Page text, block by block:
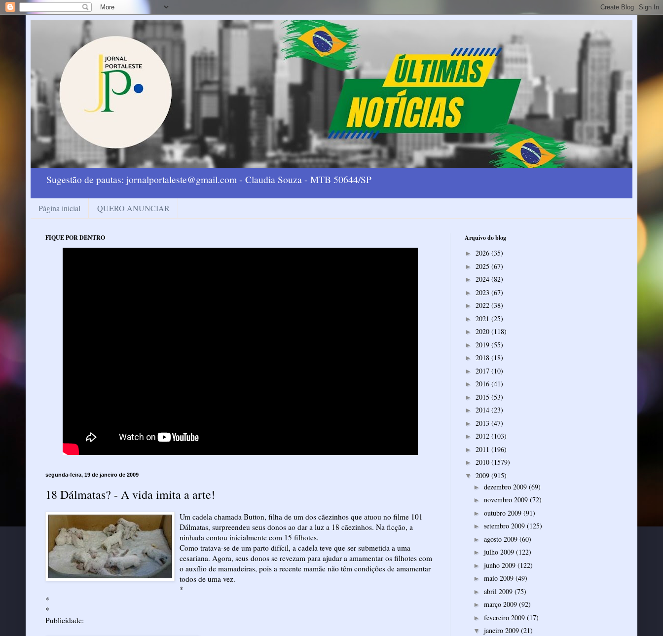
Sugestão de pautas: jornalportaleste@gmail.com - Claudia Souza - MTB 50644/SP
Página inicial QUERO ANUNCIAR
FIQUE POR DENTRO
segunda-feira, 19 de janeiro de 2009
18 Dálmatas? - A vida imita a arte!
Um cadela chamada Button, filha de um dos cãezinhos que atuou no filme 101
Dálmatas, surpreendeu seus donos ao dar a luz a 18 cãezinhos. Na ficção, a
ninhada contou inicialmente com 15 filhotes.
Como tratava-se de um parto difícil, a cadela teve que ser submetida a uma
cesariana. Agora, seus donos se revezam para ajudar a amamentar os filhotes com
o auxílio de mamadeiras, pois a recente mamãe não têm condições de amamentar
todos de uma vez.
*
*
*
Publicidade:
Arquivo do blog
► 2026 (35)
► 2025 (67)
► 2024 (82)
► 2023 (67)
► 2022 (38)
► 2021 (25)
► 2020 (118)
► 2019 (55)
► 2018 (18)
► 2017 (10)
► 2016 (41)
► 2015 (53)
► 2014 (23)
► 2013 (47)
► 2012 (103)
► 2011 (196)
► 2010 (1579)
▼ 2009 (915)
► dezembro 2009 (69)
► novembro 2009 (72)
► outubro 2009 (91)
► setembro 2009 (125)
► agosto 2009 (60)
► julho 2009 (122)
► junho 2009 (122)
► maio 2009 (49)
► abril 2009 (75)
► março 2009 (92)
► fevereiro 2009 (17)
▼ janeiro 2009 (21)